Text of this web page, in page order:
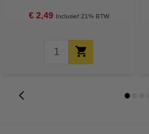
€ 2,49 Inclusief 21% BTW